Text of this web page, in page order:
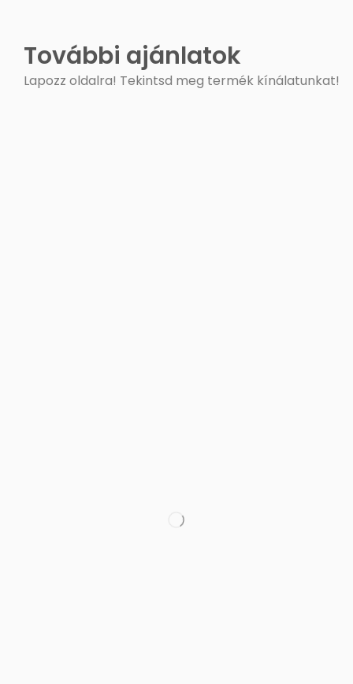
További ajánlatok
Lapozz oldalra! Tekintsd meg termék kínálatunkat!